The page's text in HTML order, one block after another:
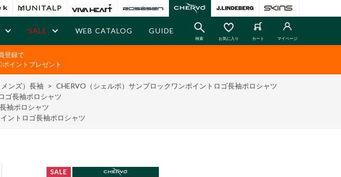
SALE WEB CATALOG GUIDE
検索 お気に入り カート マイページ
登録で
イントプレゼント
ンズ）長袖 > CHERVO（シェルボ）サンブロックワンポイントロゴ長袖ポロシャツ
ゴ長袖ポロシャツ
袖ポロシャツ
ントロゴ長袖ポロシャツ